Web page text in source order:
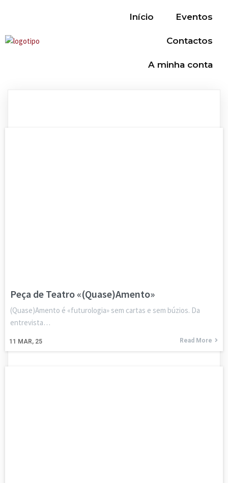
Início Eventos
Contactos
A minha conta
Peça de Teatro «(Quase)Amento»
11 MAR, 25
(Quase)Amento é «futurologia» sem cartas e sem búzios. Da
entrevista…
Read More